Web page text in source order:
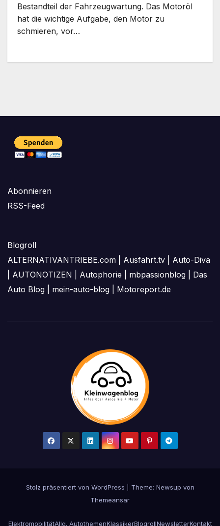
Bestandteil der Fahrzeugwartung. Das Motoröl
hat die wichtige Aufgabe, den Motor zu
schmieren, vor…
Abonnieren
RSS-Feed
Blogroll
ALTERNATIVANTRIEBE.com
Ausfahrt.tv
Auto-Diva
AUTONOTIZEN Autophorie mbpassionblog
Das
Auto Blog
mein-auto-blog Motoreport.de
Stolz präsentiert von WordPress
Theme: Newsup von
Themeansar
ElektromobilitätAllg. AutothemenKlassikerBlogrollNewsletterKontakt